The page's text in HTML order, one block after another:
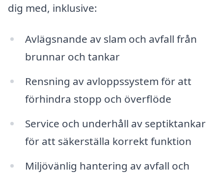
dig med, inklusive:
Avlägsnande av slam och avfall från
brunnar och tankar
Rensning av avloppssystem för att
förhindra stopp och överflöde
Service och underhåll av septiktankar
för att säkerställa korrekt funktion
Miljövänlig hantering av avfall och